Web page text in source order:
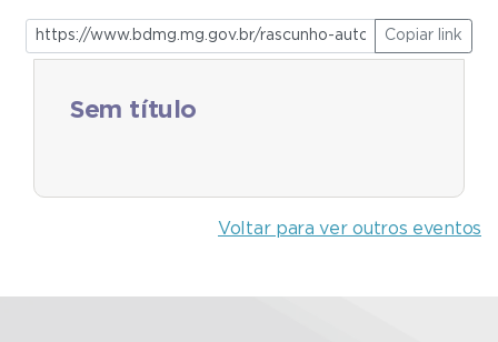
Copiar link
Sem título
Voltar para ver outros eventos